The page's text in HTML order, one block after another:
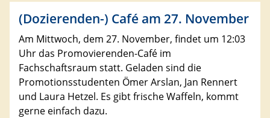
(Dozierenden-) Café am 27. November
Am Mittwoch, dem 27. November, findet um 12:03
Uhr das Promovierenden-Café im
Fachschaftsraum statt. Geladen sind die
Promotionsstudenten Ömer Arslan, Jan Rennert
und Laura Hetzel. Es gibt frische Waffeln, kommt
gerne einfach dazu.